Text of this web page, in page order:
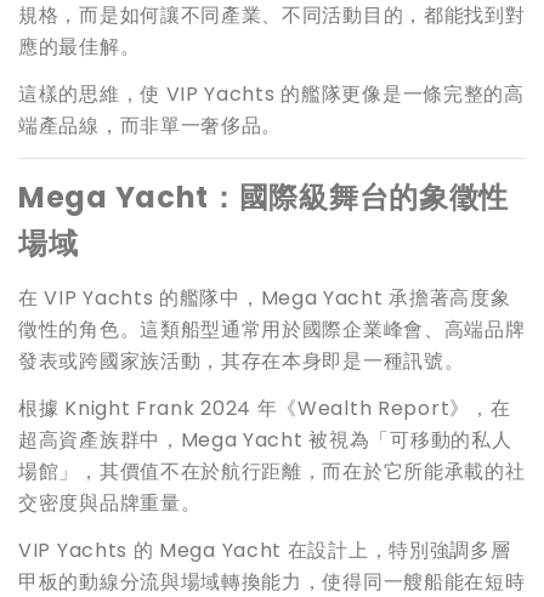
規格，而是如何讓不同產業、不同活動目的，都能找到對
應的最佳解。
這樣的思維，使 VIP Yachts 的艦隊更像是一條完整的高
端產品線，而非單一奢侈品。
Mega Yacht ：國際級舞台的象徵性
場域
在 VIP Yachts 的艦隊中，Mega Yacht 承擔著高度象
徵性的角色。這類船型通常用於國際企業峰會、高端品牌
發表或跨國家族活動，其存在本身即是一種訊號。
根據 Knight Frank 2024 年《Wealth Report》，在
超高資產族群中，Mega Yacht 被視為「可移動的私人
場館」，其價值不在於航行距離，而在於它所能承載的社
交密度與品牌重量。
VIP Yachts 的 Mega Yacht 在設計上，特別強調多層
甲板的動線分流與場域轉換能力，使得同一艘船能在短時